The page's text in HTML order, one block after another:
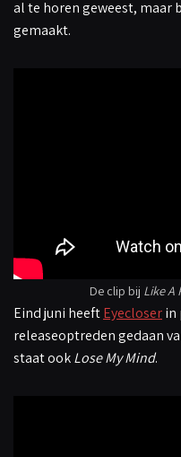
al te horen geweest, maar
gemaakt.
De clip bij Like A
Eind juni heeftEyecloserin
releaseoptreden gedaan
staat ookLose My Mind.